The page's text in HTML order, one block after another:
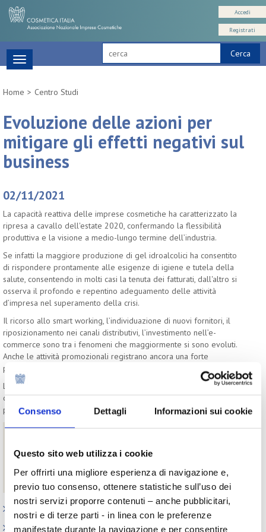
Consenso Dettagli Informazioni sui cookie
Questo sito web utilizza i cookie
Per offrirti una migliore esperienza di navigazione e,
previo tuo consenso, ottenere statistiche sull’uso dei
nostri servizi proporre contenuti – anche pubblicitari,
nostri e di terze parti - in linea con le preferenze
manifestate durante la navigazione e per consentire
Cerca
Accedi
Registrati
Toggle
navigation
Home
Centro Studi
Evoluzione delle azioni per
mitigare gli effetti negativi sul
business
02/11/2021
La capacità reattiva delle imprese cosmetiche ha caratterizzato la
ripresa a cavallo dell'estate 2020, confermando la flessibilità
produttiva e la visione a medio-lungo termine dell’industria.
Se infatti la maggiore produzione di gel idroalcolici ha consentito
di rispondere prontamente alle esigenze di igiene e tutela della
salute, consentendo in molti casi la tenuta dei fatturati, dall'altro si
osserva il profondo e repentino adeguamento delle attività
d’impresa nel superamento della crisi.
Il ricorso allo smart working, l’individuazione di nuovi fornitori, il
riposizionamento nei canali distributivi, l’investimento nell’e-
commerce sono tra i fenomeni che maggiormente si sono evoluti.
Anche le attività promozionali registrano ancora una forte
presenza nelle dichiarazioni degli operatori intervistati.
Le aziende stanno cavalcando la cosiddetta nuova normalità con la
capacità innata di reagire e, contestualmente, investire in nuovi
prodotti e nuovi strumenti di ingaggio con i consumatori.
Evoluzione delle azioni per mitigare gli effetti negativi
sul business
Beauty Trend Watch - versione completa di ottobre 2021
Outlook: il nuovo report del Centro Studi